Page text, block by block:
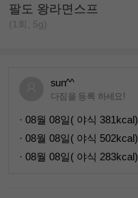
팔도 왕라면스프
(1회, 5g)
sun^^
다짐을 등록 하세요!
· 08월 08일( 야식 381kcal)
· 08월 08일( 야식 502kcal)
· 08월 08일( 야식 283kcal)